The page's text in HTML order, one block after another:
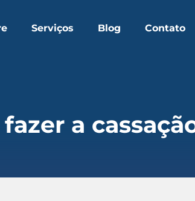
Serviços Blog Contato
a